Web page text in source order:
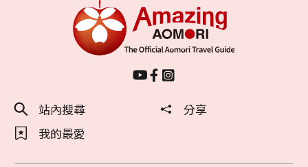
站內搜尋
分享
我的最愛